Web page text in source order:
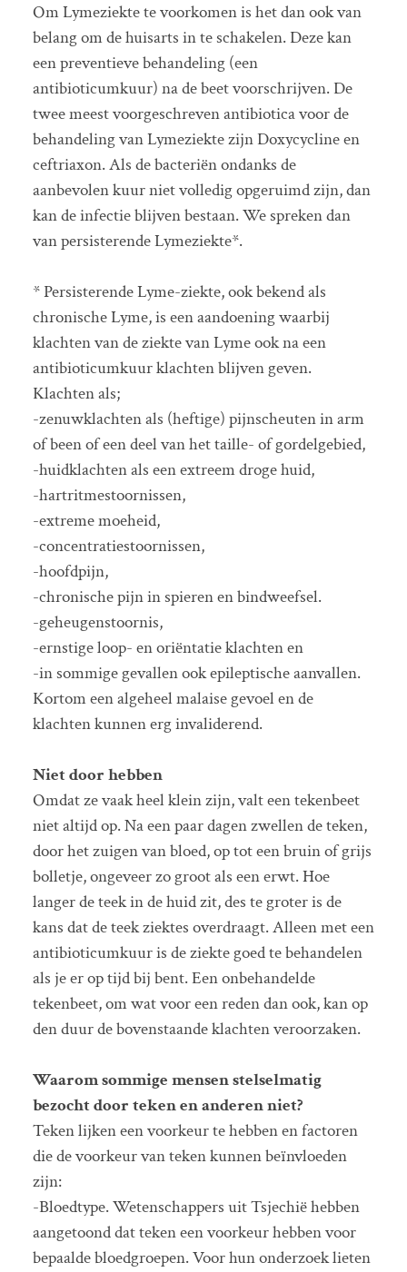
Om Lymeziekte te voorkomen is het dan ook van
belang om de huisarts in te schakelen. Deze kan
een preventieve behandeling (een
antibioticumkuur) na de beet voorschrijven. De
twee meest voorgeschreven antibiotica voor de
behandeling van Lymeziekte zijn Doxycycline en
ceftriaxon. Als de bacteriën ondanks de
aanbevolen kuur niet volledig opgeruimd zijn, dan
kan de infectie blijven bestaan. We spreken dan
van persisterende Lymeziekte*.
* Persisterende Lyme-ziekte, ook bekend als
chronische Lyme, is een aandoening waarbij
klachten van de ziekte van Lyme ook na een
antibioticumkuur klachten blijven geven.
Klachten als;
-zenuwklachten als (heftige) pijnscheuten in arm
of been of een deel van het taille- of gordelgebied,
-huidklachten als een extreem droge huid,
-hartritmestoornissen,
-extreme moeheid,
-concentratiestoornissen,
-hoofdpijn,
-chronische pijn in spieren en bindweefsel.
-geheugenstoornis,
-ernstige loop- en oriëntatie klachten en
-in sommige gevallen ook epileptische aanvallen.
Kortom een algeheel malaise gevoel en de
klachten kunnen erg invaliderend.
Niet door hebben
Omdat ze vaak heel klein zijn, valt een tekenbeet
niet altijd op. Na een paar dagen zwellen de teken,
door het zuigen van bloed, op tot een bruin of grijs
bolletje, ongeveer zo groot als een erwt. Hoe
langer de teek in de huid zit, des te groter is de
kans dat de teek ziektes overdraagt. Alleen met een
antibioticumkuur is de ziekte goed te behandelen
als je er op tijd bij bent. Een onbehandelde
tekenbeet, om wat voor een reden dan ook, kan op
den duur de bovenstaande klachten veroorzaken.
Waarom sommige mensen stelselmatig
bezocht door teken en anderen niet?
Teken lijken een voorkeur te hebben en factoren
die de voorkeur van teken kunnen beïnvloeden
zijn:
-Bloedtype. Wetenschappers uit Tsjechië hebben
aangetoond dat teken een voorkeur hebben voor
bepaalde bloedgroepen. Voor hun onderzoek lieten